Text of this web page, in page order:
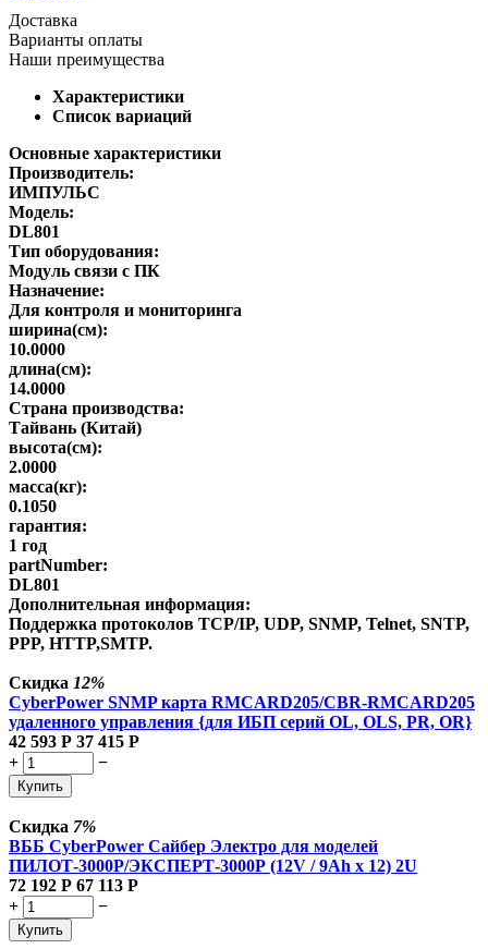
Доставка
Варианты оплаты
Наши преимущества
Характеристики
Список вариаций
Основные характеристики
Производитель:
ИМПУЛЬС
Модель:
DL801
Тип оборудования:
Модуль связи с ПК
Назначение:
Для контроля и мониторинга
ширина(см):
10.0000
длина(см):
14.0000
Страна производства:
Тайвань (Китай)
высота(см):
2.0000
масса(кг):
0.1050
гарантия:
1 год
partNumber:
DL801
Дополнительная информация:
Поддержка протоколов TCP/IP, UDP, SNMP, Telnet, SNTP,
PPP, HTTP,SMTP.
Скидка 12%
CyberPower SNMP карта RMCARD205/CBR-RMCARD205
удаленного управления {для ИБП серий OL, OLS, PR, OR}
42 593 Р 37 415 Р
+
−
Купить
Скидка 7%
ВББ CyberPower Сайбер Электро для моделей
ПИЛОТ-3000Р/ЭКСПЕРТ-3000Р (12V / 9Ah х 12) 2U
72 192 Р 67 113 Р
+
−
Купить